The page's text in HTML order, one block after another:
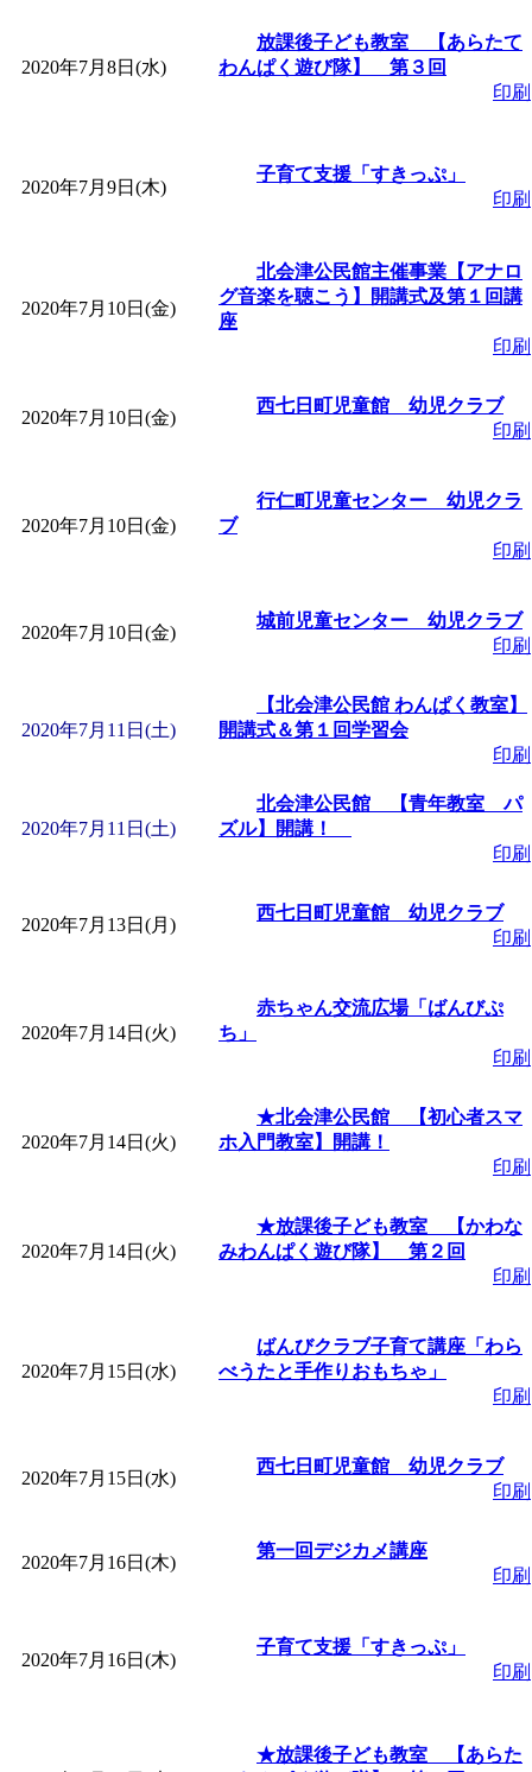
de 健康づくり」」 受
2020年7月8日(水)
放課後子ども教室 【あらたて
わんぱく遊び隊】 第３回
印刷
2020年7月9日(木)
子育て支援「すきっぷ」
印刷
2020年7月10日(金)
北会津公民館主催事業【アナロ
グ音楽を聴こう】開講式及第１回講
座
印刷
2020年7月10日(金)
西七日町児童館 幼児クラブ
印刷
2020年7月10日(金)
行仁町児童センター 幼児クラ
ブ
印刷
2020年7月10日(金)
城前児童センター 幼児クラブ
印刷
2020年7月11日(土)
【北会津公民館 わんぱく教室】
開講式＆第１回学習会
印刷
2020年7月11日(土)
北会津公民館 【青年教室 パ
ズル】開講！
印刷
2020年7月13日(月)
西七日町児童館 幼児クラブ
印刷
2020年7月14日(火)
赤ちゃん交流広場「ばんびぷ
ち」
印刷
2020年7月14日(火)
★北会津公民館 【初心者スマ
ホ入門教室】開講！
印刷
2020年7月14日(火)
★放課後子ども教室 【かわな
みわんぱく遊び隊】 第２回
印刷
2020年7月15日(水)
ばんびクラブ子育て講座「わら
べうたと手作りおもちゃ」
印刷
2020年7月15日(水)
西七日町児童館 幼児クラブ
印刷
2020年7月16日(木)
第一回デジカメ講座
印刷
2020年7月16日(木)
子育て支援「すきっぷ」
印刷
★放課後子ども教室 【あらた